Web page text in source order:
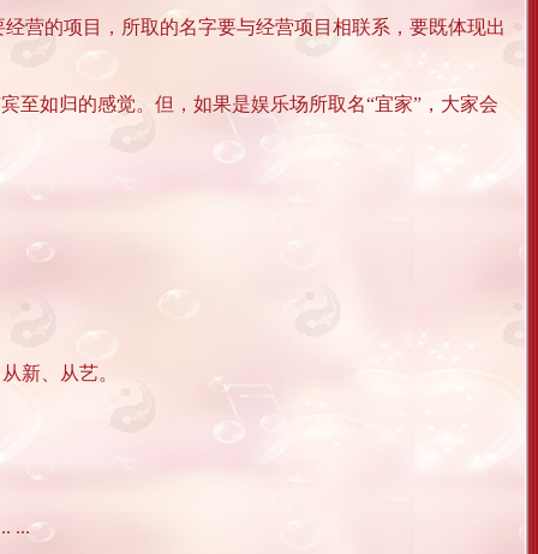
营的项目，所取的名字要与经营项目相联系，要既体现出
至如归的感觉。但，如果是娱乐场所取名“宜家”，大家会
新、从艺。
...